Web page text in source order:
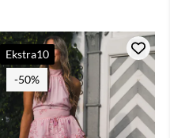
Ekstra10
-50%